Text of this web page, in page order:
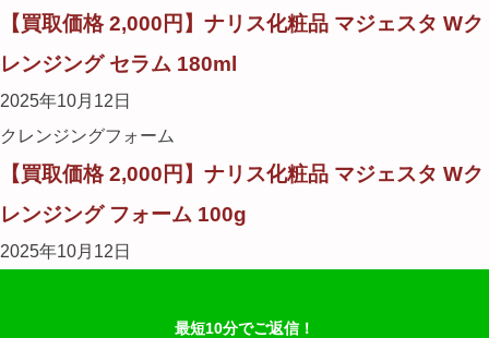
【買取価格 2,000円】ナリス化粧品 マジェスタ Wク
レンジング セラム 180ml
2025年10月12日
クレンジングフォーム
【買取価格 2,000円】ナリス化粧品 マジェスタ Wク
レンジング フォーム 100g
2025年10月12日
最短10分でご返信！